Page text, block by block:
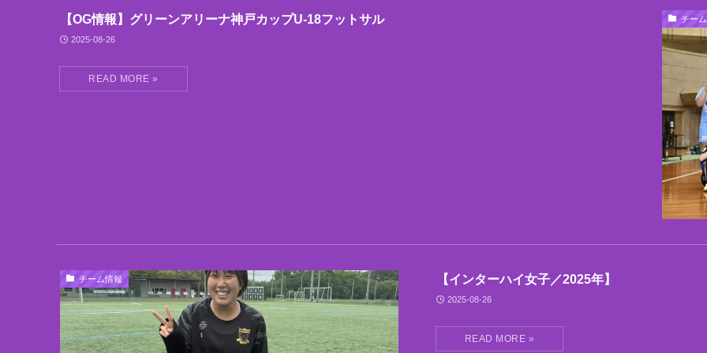
チー
【OG情報】グリーンアリーナ神戸カップU-18フットサル
2025-08-26
チーム情報 【インターハイ女子／2025年】
2025-08-26